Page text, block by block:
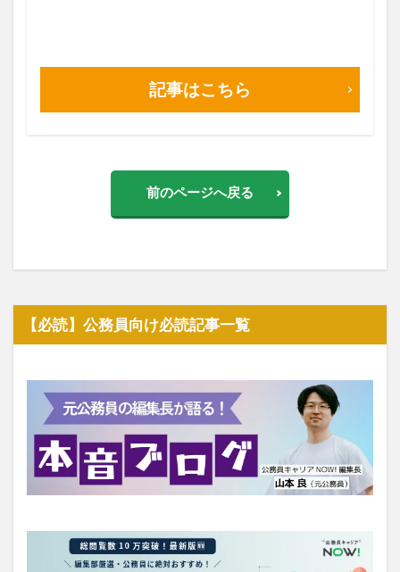
記事はこちら
前のページへ戻る
【必読】公務員向け必読記事一覧